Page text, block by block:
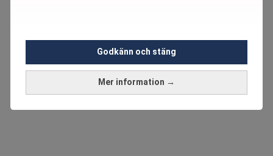
Mer information →
Godkänn och stäng